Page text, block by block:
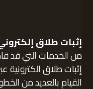
إثبات طلاق
من الخدمات التي قد
إثبات طلاق الكترونية
القيام بالعديد من